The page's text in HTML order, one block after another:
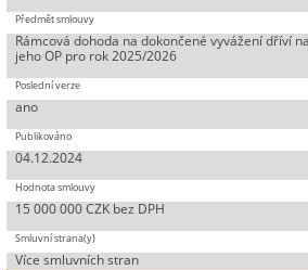
Rámcová dohoda na dokončené vyvážení dříví
jeho OP pro rok 2025/2026
ano
04.12.2024
15 000 000 CZK bez DPH
Více smluvních stran